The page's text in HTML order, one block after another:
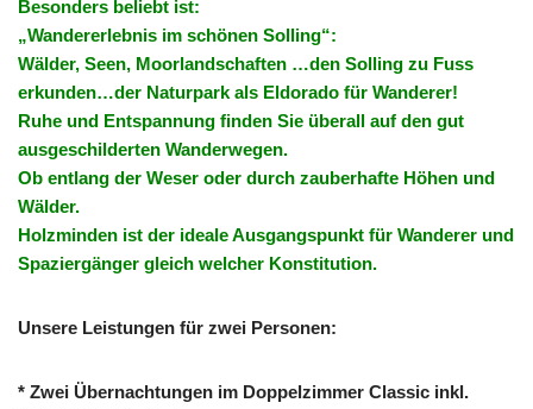
Besonders beliebt ist:
„Wandererlebnis im schönen Solling“:
Wälder, Seen, Moorlandschaften …den Solling zu Fuss
erkunden…der Naturpark als Eldorado für Wanderer!
Ruhe und Entspannung finden Sie überall auf den gut
ausgeschilderten Wanderwegen.
Ob entlang der Weser oder durch zauberhafte Höhen und
Wälder.
Holzminden ist der ideale Ausgangspunkt für Wanderer und
Spaziergänger gleich welcher Konstitution.
Unsere Leistungen für zwei Personen:
* Zwei Übernachtungen im Doppelzimmer Classic inkl.